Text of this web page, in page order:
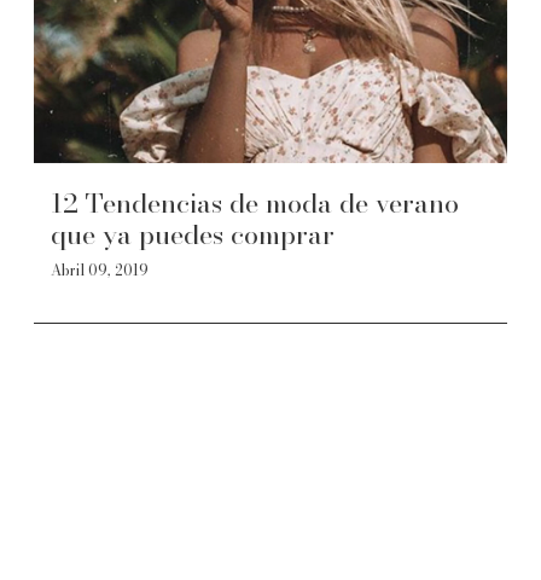
12 Tendencias de moda de verano
que ya puedes comprar
Abril 09, 2019